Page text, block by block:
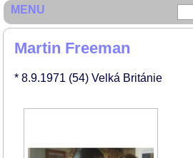
Martin Freeman
* 8.9.1971 (54) Velká Británie
MENU